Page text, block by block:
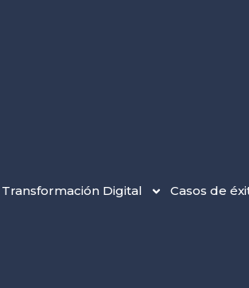
Transformación Digital Casos de